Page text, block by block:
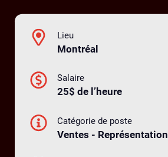
Lieu
Montréal
Salaire
25$ de l’heure
Catégorie de poste
Ventes - Représentation